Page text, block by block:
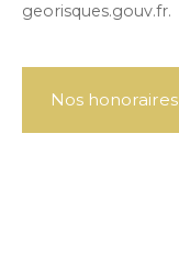
georisques.gouv.fr.
Nos honoraires